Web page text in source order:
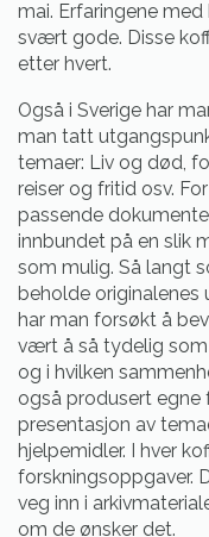
mai. Erfaringene
svært gode. Disse
etter hvert.
Også i Sverige har
man tatt
temaer: Liv og død,
reiser og fritid osv.
passende
innbundet på en slik
som mulig. Så langt
beholde
har man forsøkt å
vært å så tydelig
og i hvilken
også produsert egne
presentasjon av
hjelpemidler. I hver
forskningsoppgaver.
veg inn i
om de ønsker det.